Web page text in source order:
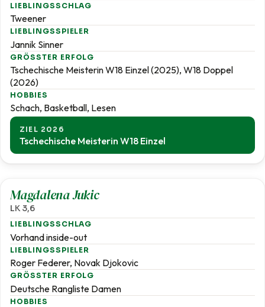
LIEBLINGSSCHLAG
Tweener
LIEBLINGSSPIELER
Jannik Sinner
GRÖSSTER ERFOLG
Tschechische Meisterin W18 Einzel (2025), W18 Doppel
(2026)
HOBBIES
Schach, Basketball, Lesen
ZIEL 2026
Tschechische Meisterin W18 Einzel
Magdalena Jukic
LK 3,6
LIEBLINGSSCHLAG
Vorhand inside-out
LIEBLINGSSPIELER
Roger Federer, Novak Djokovic
GRÖSSTER ERFOLG
Deutsche Rangliste Damen
HOBBIES